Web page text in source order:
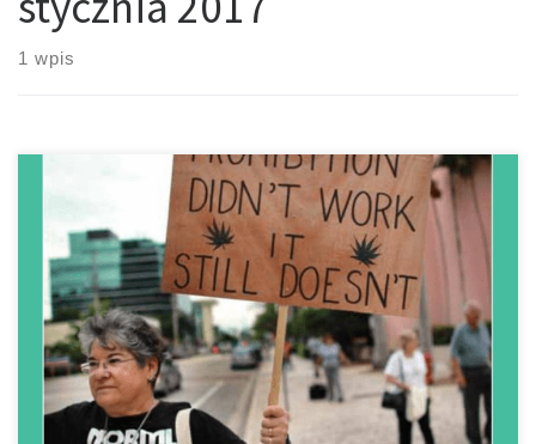
1 wpis
Podczas gdy większość państw na rozprzestrzenianie nowych
psychoaktywnych substancji reaguje zaostrzeniem prawa i nowymi
paragrafami, irlandzki parlament jest właśnie w trakcie badania
nowych alternatyw. Także Portugalia idzie na przód wykazując się
dobrym przykładem. Mianowicie tam dekryminalizacja okazała się
pełnym sukcesem i pokazuje poprawę pod każdym względem.
Wycofanie kar przeciwko konsumentom […]